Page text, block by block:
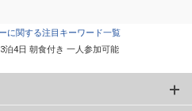
に関する注目キーワード一覧
泊4日 朝食付き 一人参加可能